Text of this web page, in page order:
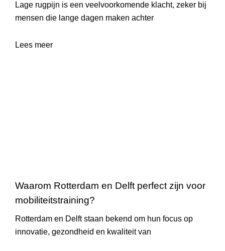
Lage rugpijn is een veelvoorkomende klacht, zeker bij
mensen die lange dagen maken achter
Lees meer
Waarom Rotterdam en Delft perfect zijn voor
mobiliteitstraining?
Rotterdam en Delft staan bekend om hun focus op
innovatie, gezondheid en kwaliteit van